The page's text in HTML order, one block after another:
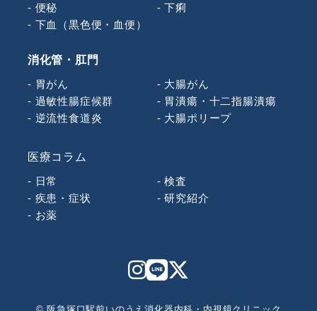
便秘
下痢
下血（黒色便・血便）
消化管・肛門
胃がん
大腸がん
過敏性腸症候群
胃潰瘍・十二指腸潰瘍
逆流性食道炎
大腸ポリープ
医療コラム
日常
検査
疾患・症状
研究紹介
お薬